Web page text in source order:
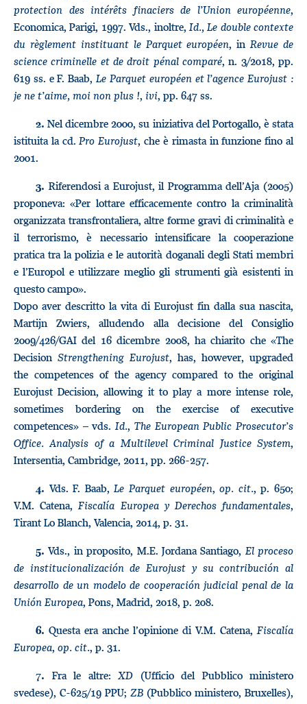
protection des intérêts finaciers de l’Union européenne,
Economica, Parigi, 1997. Vds., inoltre,Id., Le double contexte
du règlement instituant le Parquet européen, inRevue de
science criminelle et de droit pénal comparé, n. 3/2018, pp.
619 ss. e F. Baab,Le Parquet européen et l’agence Eurojust :
je ne t’aime, moi non plus !, ivi, pp. 647 ss.
2. Nel dicembre 2000, su iniziativa del Portogallo, è stata
istituita la cd.Pro Eurojust, che è rimasta in funzione fino al
2001.
3. Riferendosi a Eurojust, il Programma dell’Aja (2005)
proponeva: «Per lottare efficacemente contro la criminalità
organizzata transfrontaliera, altre forme gravi di criminalità e
il terrorismo, è necessario intensificare la cooperazione
pratica tra la polizia e le autorità doganali degli Stati membri
e l’Europol e utilizzare meglio gli strumenti già esistenti in
questo campo».
Dopo aver descritto la vita di Eurojust fin dalla sua nascita,
Martijn Zwiers, alludendo alla decisione del Consiglio
2009/426/GAI del 16 dicembre 2008, ha chiarito che «The
Decision Strengthening Eurojust, has, however, upgraded
the competences of the agency compared to the original
Eurojust Decision, allowing it to play a more intense role,
sometimes bordering on the exercise of executive
competences» – vds.Id., The European Public Prosecutor’s
Office. Analysis of a Multilevel Criminal Justice System,
Intersentia, Cambridge, 2011, pp. 266-257.
4. Vds. F. Baab,Le Parquet européen,op. cit., p. 650;
V.M. Catena,Fiscalía Europea y Derechos fundamentales,
Tirant Lo Blanch, Valencia, 2014, p. 31.
5. Vds., in proposito, M.E. Jordana Santiago, El proceso
de institucionalización de Eurojust y su contribución al
desarrollo de un modelo de cooperación judicial penal de la
Unión Europea, Pons, Madrid, 2018, p. 208.
6. Questa era anche l’opinione di V.M. Catena, Fiscalía
Europea, op. cit., p. 31.
7. Fra le altre: XD (Ufficio del Pubblico ministero
svedese), C-625/19 PPU; ZB (Pubblico ministero, Bruxelles),